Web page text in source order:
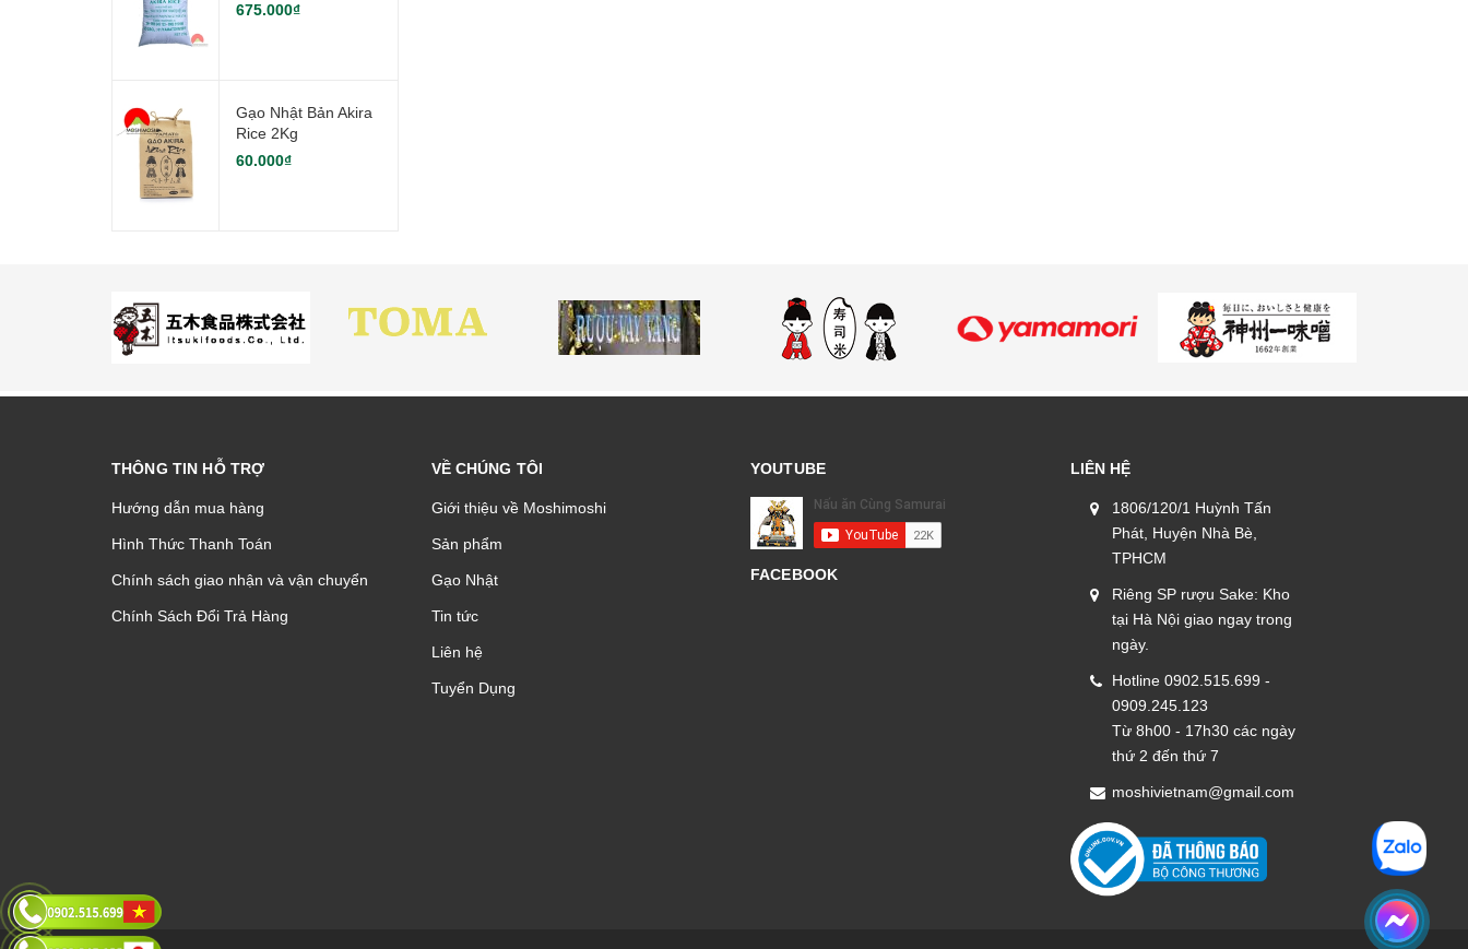
675.000₫
Gạo Nhật Bản Akira
Rice 2Kg
60.000₫
THÔNG TIN HỖ TRỢ
Hướng dẫn mua hàng
Hình Thức Thanh Toán
Chính sách giao nhận và vận chuyển
Chính Sách Đổi Trả Hàng
VỀ CHÚNG TÔI
Giới thiệu về Moshimoshi
Sản phẩm
Gạo Nhật
Tin tức
Liên hệ
Tuyển Dụng
YOUTUBE
FACEBOOK
LIÊN HỆ
1806/120/1 Huỳnh Tấn
Phát, Huyện Nhà Bè,
TPHCM
Riêng SP rượu Sake: Kho
tại Hà Nội giao ngay trong
ngày.
Hotline 0902.515.699 -
0909.245.123
Từ 8h00 - 17h30 các ngày
thứ 2 đến thứ 7
moshivietnam@gmail.com